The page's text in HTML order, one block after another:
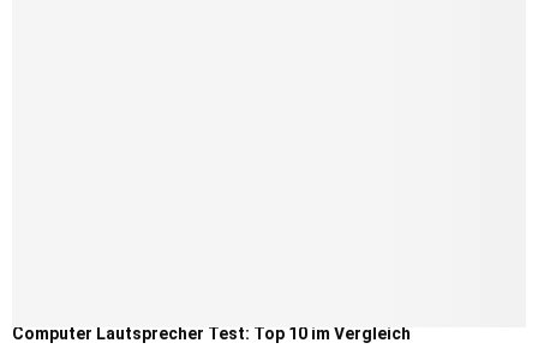
Computer Lautsprecher Test: Top 10 im Vergleich